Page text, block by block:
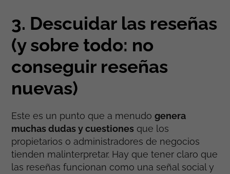
3. Descuidar las reseñas
(y sobre todo: no
conseguir reseñas
nuevas)
Este es un punto que a menudogenera
muchas dudas y cuestiones que los
propietarios o administradores de negocios
tienden malinterpretar. Hay que tener claro que
las reseñas funcionan como una señal social y